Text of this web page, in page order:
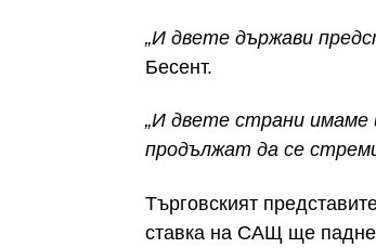
„И двете държави
Бесент.
„И двете страни
продължат да се
Търговският
ставка на САЩ ще падне